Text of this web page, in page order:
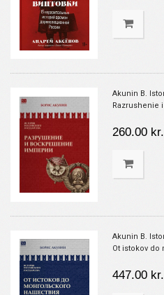
Akunin B.
Razrushenie
260.00 kr.
Akunin B.
Ot istokov
447.00 kr.